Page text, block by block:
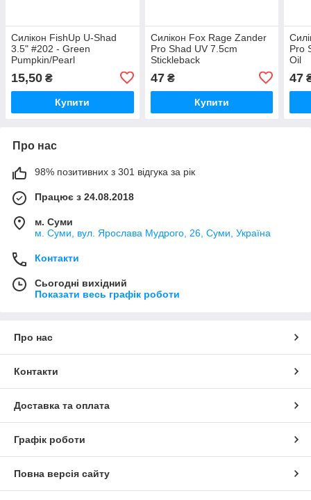
Силікон FishUp U-Shad
3.5" #202 - Green
Pumpkin/Pearl
15,50 ₴
Купити
Силікон Fox Rage Zander
Pro Shad UV 7.5cm
Stickleback
47₴
Купити
Pro
Oil
47
Про нас
98% позитивних з 301 відгука за рік
Працює з 24.08.2018
м. Суми
м. Суми, вул. Ярослава Мудрого, 26, Суми, Україна
Контакти
Сьогодні вихідний
Показати весь графік роботи
Про нас
Контакти
Доставка та оплата
Графік роботи
Повна версія сайту